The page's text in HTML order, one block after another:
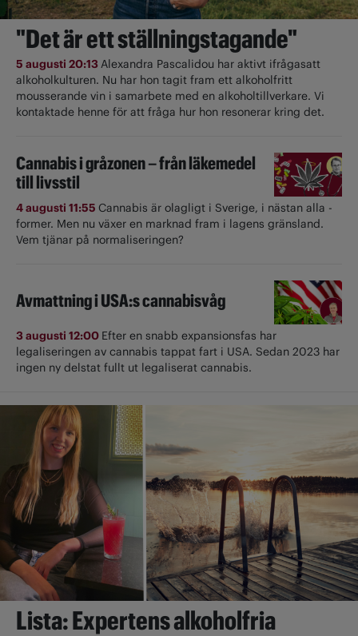
"Det är ett ställningstagande"
5 augusti 20:13Alexandra Pascalidou har aktivt ifrågasatt
alkoholkulturen. Nu har hon tagit fram ett alkoholfritt
mousserande vin i samarbete med en alkoholtillverkare. Vi
kontaktade henne för att fråga hur hon resonerar kring det.
Cannabis i gråzonen – från läkemedel
till livsstil
4 augusti 11:55 Cannabis är olagligt i ­Sverige, i nästan alla ­
former. Men nu växer en marknad fram i lagens gränsland.
Vem tjänar på normaliseringen?
Avmattning i USA:s cannabisvåg
3 augusti 12:00 Efter en snabb expansionsfas har
legaliseringen av cannabis tappat fart i USA. Sedan 2023 har
ingen ny delstat fullt ut ­legaliserat cannabis.
Lista: Expertens alkoholfria